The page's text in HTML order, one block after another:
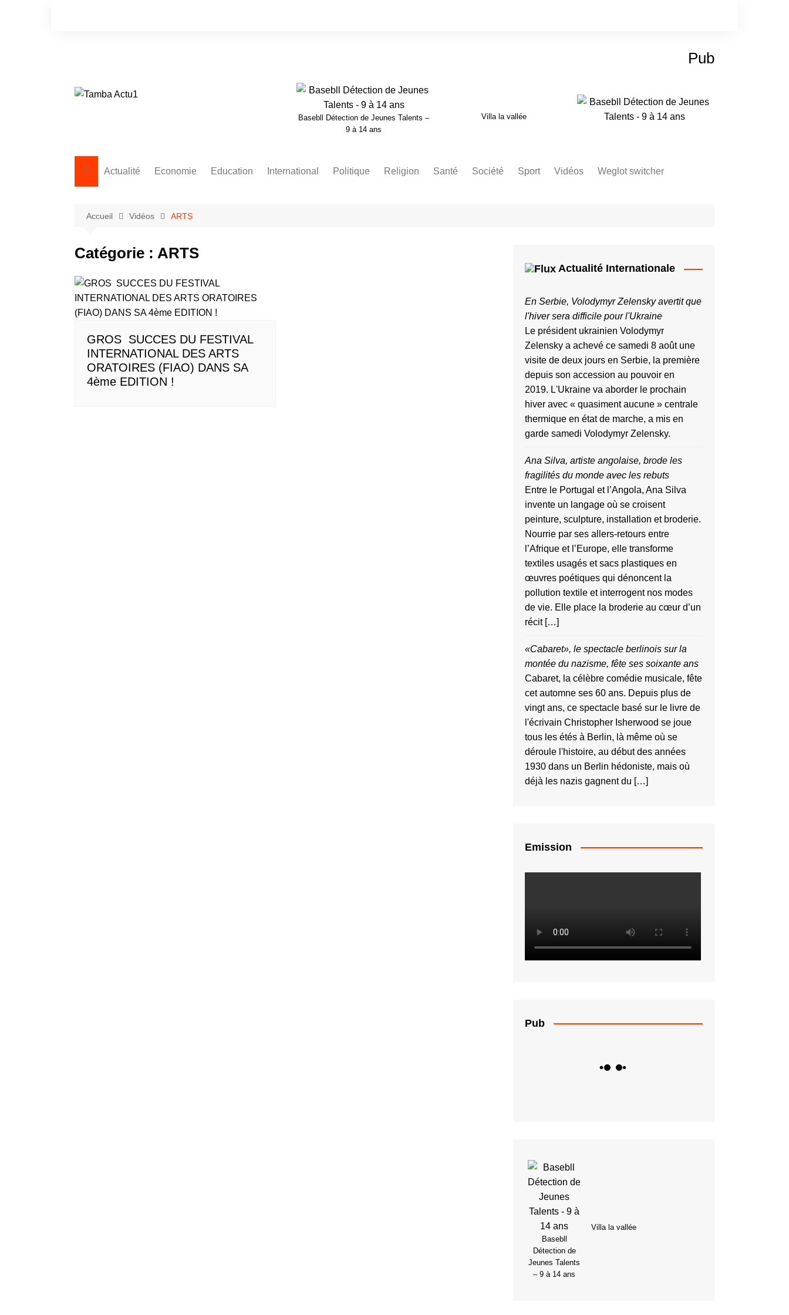
Pub
Basebll Détection de Jeunes Talents –
9 à 14 ans
Villa la vallée
Actualité Economie Education International Politique Religion Santé Société Sport Vidéos Weglot switcher
Accueil Vidéos ARTS
Catégorie : ARTS
GROS SUCCES DU FESTIVAL
INTERNATIONAL DES ARTS
ORATOIRES (FIAO) DANS SA
4ème EDITION !
Actualité Internationale
En Serbie, Volodymyr Zelensky avertit que
l'hiver sera difficile pour l'Ukraine
Le président ukrainien Volodymyr
Zelensky a achevé ce samedi 8 août une
visite de deux jours en Serbie, la première
depuis ​son accession au pouvoir ‌en
2019. L'Ukraine va aborder le prochain
hiver avec « quasiment aucune » centrale
thermique en état de marche, a mis en
garde samedi Volodymyr Zelensky.
Ana Silva, artiste angolaise, brode les
fragilités du monde avec les rebuts
Entre le Portugal et l’Angola, Ana Silva
invente un langage où se croisent
peinture, sculpture, installation et broderie.
Nourrie par ses allers-retours entre
l’Afrique et l’Europe, elle transforme
textiles usagés et sacs plastiques en
œuvres poétiques qui dénoncent la
pollution textile et interrogent nos modes
de vie. Elle place la broderie au cœur d’un
récit […]
«Cabaret», le spectacle berlinois sur la
montée du nazisme, fête ses soixante ans
Cabaret, la célèbre comédie musicale, fête
cet automne ses 60 ans. Depuis plus de
vingt ans, ce spectacle basé sur le livre de
l'écrivain Christopher Isherwood se joue
tous les étés à Berlin, là même où se
déroule l'histoire, au début des années
1930 dans un Berlin hédoniste, mais où
déjà les nazis gagnent du […]
Emission
Pub
Basebll
Détection de
Jeunes Talents
– 9 à 14 ans
Villa la vallée